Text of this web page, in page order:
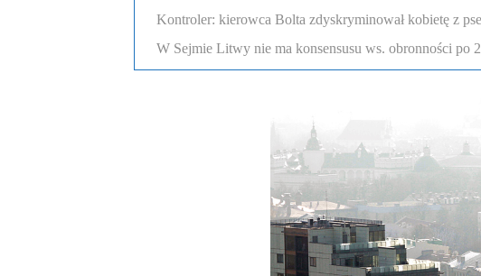
Kontroler: kierowca Bolta zdyskryminował kobietę z
W Sejmie Litwy nie ma konsensusu ws. obronności po